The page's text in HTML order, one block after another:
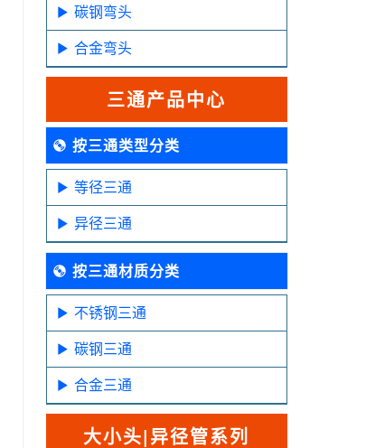
碳钢弯头
合金弯头
三通产品中心
按三通类型分类
等径三通
异径三通
按三通材质分类
不锈钢三通
碳钢三通
合金三通
大小头|异径管系列